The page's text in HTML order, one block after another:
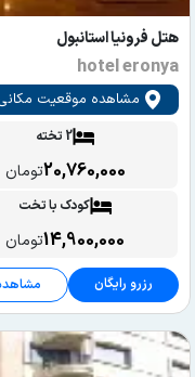
هتل فرونیا استانبول
hotel eronya
مشاهده موقعیت
2 تخته
20,760,000تومان
کودک با تخت
14,900,000تومان
رزرو رایگان